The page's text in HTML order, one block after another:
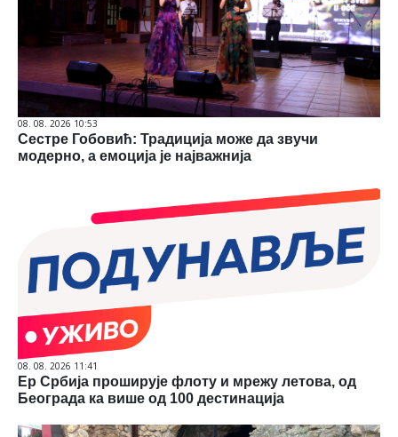
08. 08. 2026 10:53
Сестре Гобовић: Традиција може да звучи
модерно, а емоција је најважнија
08. 08. 2026 11:41
Ер Србија проширује флоту и мрежу летова, од
Београда ка више од 100 дестинација